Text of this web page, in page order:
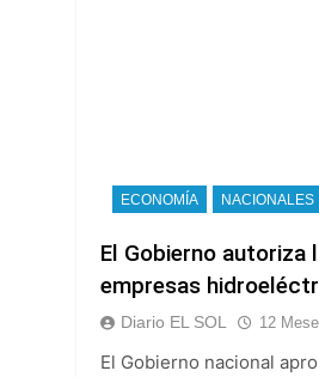
ECONOMÍA NACIONALES
El Gobierno autoriza
empresas
Diario EL SOL 12
El Gobierno nacional